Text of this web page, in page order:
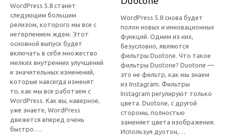
WordPress 5.8 станет
следующим большим
релизом, которого мы все с
нетерпением ждем. Этот
основной выпуск будет
включать в себя множество
мелких внутренних улучшений
и значительных изменений,
которые навсегда изменят
то, как мы все работаем с
WordPress. Как вы, наверное,
уже знаете, WordPress
движется вперед очень
быстро….
WordPress 5.8 снова будет
полон новых и инновационных
функций. Одним из них,
безусловно, являются
фильтры Duotone. Что такое
фильтры Duotone? Duotone —
это не фильтр, как мы знаем
из Instagram. Фильтры
Instagram регулируют только
цвета. Duotone, с другой
стороны, полностью
заменяет цвета изображения.
Используя дуотон,…